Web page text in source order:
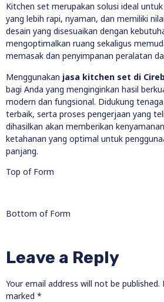
Kitchen set merupakan solusi ideal
yang lebih rapi, nyaman, dan memiliki
desain yang disesuaikan dengan
mengoptimalkan ruang sekaligus
memasak dan penyimpanan peralatan
Menggunakan jasa kitchen set di
bagi Anda yang menginginkan hasil
modern dan fungsional. Didukung
terbaik, serta proses pengerjaan yang
dihasilkan akan memberikan
ketahanan yang optimal untuk
panjang.
Top of Form
Bottom of Form
Leave a Reply
Your email address will not be published.
marked *